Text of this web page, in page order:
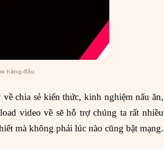
hàng đầu
chia sẻ kiến thức, kinh nghiệm nấu ăn,
video về sẽ hỗ trợ chúng ta rất nhiều
mà không phải lúc nào cũng bật mạng.